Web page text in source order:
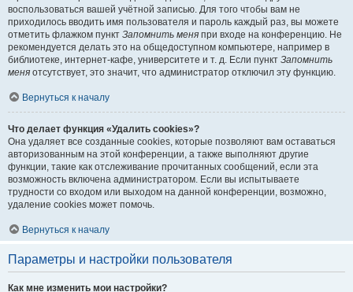
воспользоваться вашей учётной записью. Для того чтобы вам не
приходилось вводить имя пользователя и пароль каждый раз, вы можете
отметить флажком пункт Запомнить меня при входе на конференцию. Не
рекомендуется делать это на общедоступном компьютере, например в
библиотеке, интернет-кафе, университете и т. д. Если пункт Запомнить
меня отсутствует, это значит, что администратор отключил эту функцию.
Вернуться к началу
Что делает функция «Удалить cookies»?
Она удаляет все созданные cookies, которые позволяют вам оставаться
авторизованным на этой конференции, а также выполняют другие
функции, такие как отслеживание прочитанных сообщений, если эта
возможность включена администратором. Если вы испытываете
трудности со входом или выходом на данной конференции, возможно,
удаление cookies может помочь.
Вернуться к началу
Параметры и настройки пользователя
Как мне изменить мои настройки?